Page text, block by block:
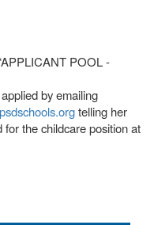
POOL -
by emailing
telling her
the childcare position at